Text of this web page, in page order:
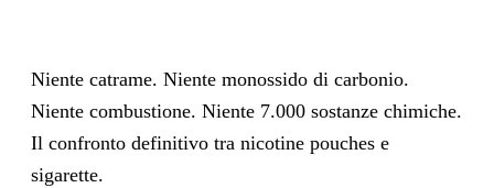
Niente catrame. Niente monossido di carbonio.
Niente combustione. Niente 7.000 sostanze chimiche.
Il confronto definitivo tra nicotine pouches e
sigarette.